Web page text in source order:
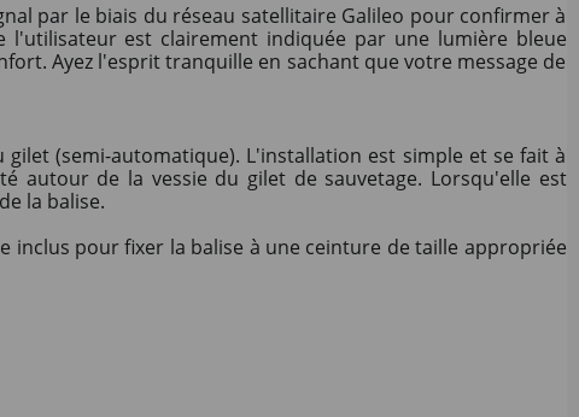
par le biais du réseau satellitaire Galileo pour confirmer à
est clairement indiquée par une lumière bleue
Ayez l'esprit tranquille en sachant que votre message de
(semi-automatique). L'installation est simple et se fait à
autour de la vessie du gilet de sauvetage. Lorsqu'elle est
la balise.
inclus pour fixer la balise à une ceinture de taille appropriée